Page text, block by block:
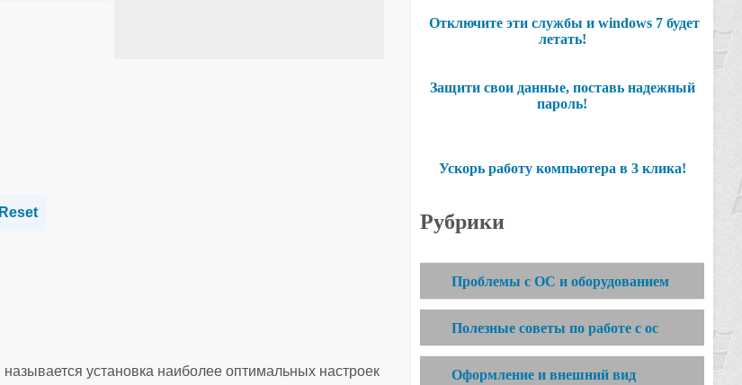
установка наиболее оптимальных настроек
Отключите эти службы и windows 7 будет
летать!
Защити свои данные, поставь надежный
пароль!
Ускорь работу компьютера в 3 клика!
Рубрики
Проблемы с ОС и оборудованием
Полезные советы по работе с ос
Оформление и внешний вид